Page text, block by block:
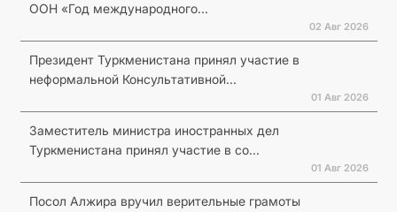
ООН «Год международного...
02 Авг 2026
Президент Туркменистана принял участие в
неформальной Консультативной...
01 Авг 2026
Заместитель министра иностранных дел
Туркменистана принял участие в со...
01 Авг 2026
Посол Алжира вручил верительные грамоты